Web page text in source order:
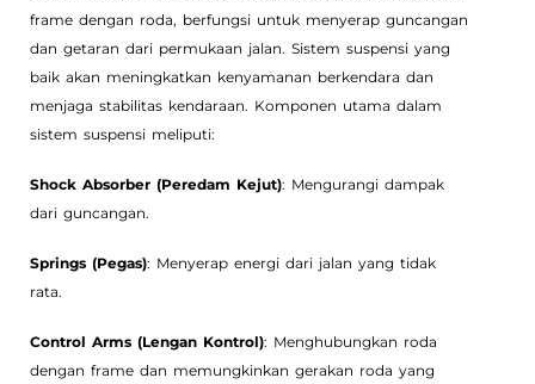
frame dengan roda, berfungsi untuk menyerap guncangan
dan getaran dari permukaan jalan. Sistem suspensi yang
baik akan meningkatkan kenyamanan berkendara dan
menjaga stabilitas kendaraan. Komponen utama dalam
sistem suspensi meliputi:
Shock Absorber (Peredam Kejut): Mengurangi dampak
dari guncangan.
Springs (Pegas): Menyerap energi dari jalan yang tidak
rata.
Control Arms (Lengan Kontrol): Menghubungkan roda
dengan frame dan memungkinkan gerakan roda yang